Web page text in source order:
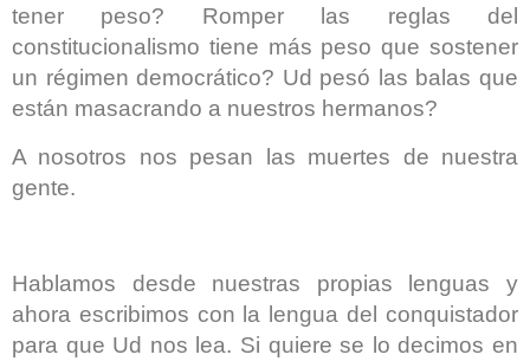
tener peso? Romper las reglas del
constitucionalismo tiene más peso que sostener
un régimen democrático? Ud pesó las balas que
están masacrando a nuestros hermanos?
A nosotros nos pesan las muertes de nuestra
gente.
Hablamos desde nuestras propias lenguas y
ahora escribimos con la lengua del conquistador
para que Ud nos lea. Si quiere se lo decimos en